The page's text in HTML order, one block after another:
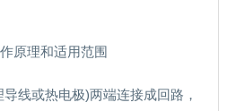
原理和适用范围
线或热电极)两端连接成回路，